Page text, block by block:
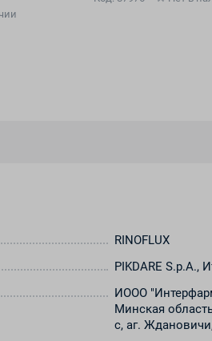
RINOFLUX
PIKDARE S.p.A.,
ИООО
Минская
с, аг.